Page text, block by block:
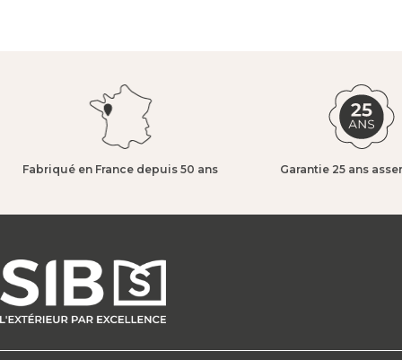
Fabriqué en France depuis 50 ans​ Garantie 25 ans